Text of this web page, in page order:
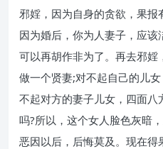
邪婬，因为自身的贪欲，果报
因为婚后，你为人妻子，应
可以再胡作非为了。再去邪
做一个贤妻;对不起自己的儿
不起对方的妻子儿女，四面
吗?所以，这个女人脸色灰暗
恶因以后，后悔莫及。现在